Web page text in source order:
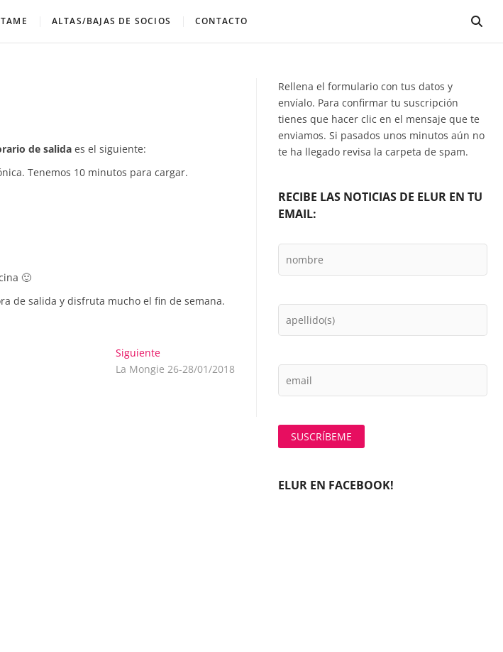
ALTAS/BAJAS DE SOCIOS CONTACTO
de salida es el siguiente:
Tenemos 10 minutos para cargar.
🙂
de salida y disfruta mucho el fin de semana.
SiguienteEntrada
siguiente:
La Mongie 26-28/01/2018
Rellena el formulario con tus datos y
envíalo. Para confirmar tu suscripción
tienes que hacer clic en el mensaje que te
enviamos. Si pasados unos minutos aún no
te ha llegado revisa la carpeta de spam.
RECIBE LAS NOTICIAS DE ELUR EN TU
EMAIL:
ELUR EN FACEBOOK!